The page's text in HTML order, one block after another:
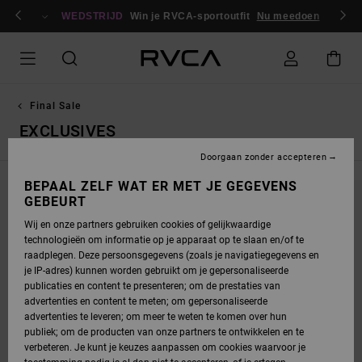
NAAR/ registrerenWEDSTRIJD Win je RVCA-sportoutfit Nu meedoen
Final Sale
EXCLUSIVES
BLIJF IN DE BUURT, DE PRODUCTEN ZIJN
BINNENKORT WEER VERKRIJGBAAR
OEPS, WE HEBBEN GEEN RESULTATEN
GEVONDEN VOOR JE ZOEKOPDRACHT.
GEEN ZORGEN! PROBEER ANDERE ZOEKWOORDEN OF ONTDEK ONZE
CATEGORIEËN OM TE VINDEN WAT JE ZOEKT.
BEPAAL ZELF WAT ER MET JE GEGEVENS
GEBEURT
Wij en onze partners gebruiken cookies of gelijkwaardige
technologieën om informatie op je apparaat op te slaan en/of te
raadplegen. Deze persoonsgegevens (zoals je navigatiegegevens en
je IP-adres) kunnen worden gebruikt om je gepersonaliseerde
publicaties en content te presenteren; om de prestaties van
advertenties en content te meten; om gepersonaliseerde
advertenties te leveren; om meer te weten te komen over hun
publiek; om de producten van onze partners te ontwikkelen en te
verbeteren. Je kunt je keuzes aanpassen om cookies waarvoor je
Doorgaan zonder accepteren